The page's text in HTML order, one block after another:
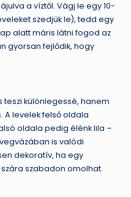
a víztől. Vágj le egy 10-
szedjük le), tedd egy
alatt máris látni fogod az
gyorsan fejlődik, hogy
különlegessé, hanem
A levelek felső oldala
oldala pedig élénk lila –
is valódi
dekoratív, ha egy
szabadon omolhat.